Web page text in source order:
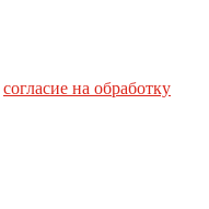
согласие на обработку